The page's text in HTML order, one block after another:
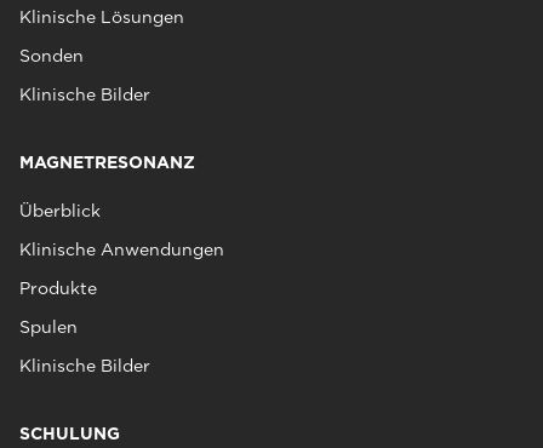
Klinische Lösungen
Sonden
Klinische Bilder
MAGNETRESONANZ
Überblick
Klinische Anwendungen
Produkte
Spulen
Klinische Bilder
SCHULUNG